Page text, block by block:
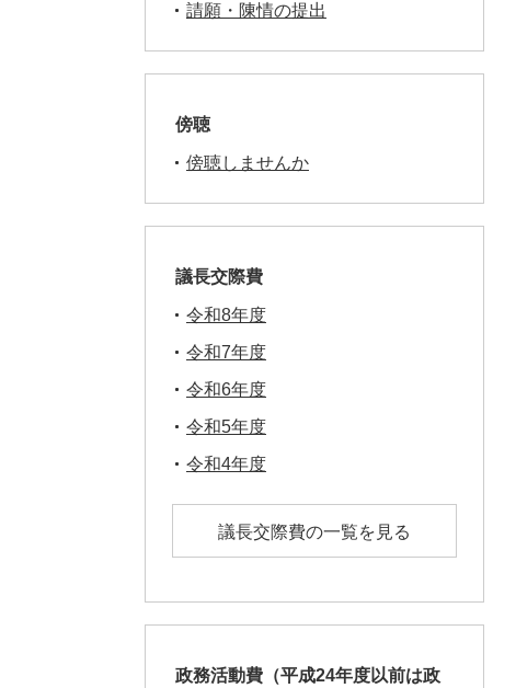
請願・陳情の提出
傍聴
傍聴しませんか
議長交際費
令和8年度
令和7年度
令和6年度
令和5年度
令和4年度
議長交際費の一覧を見る
政務活動費（平成24年度以前は政